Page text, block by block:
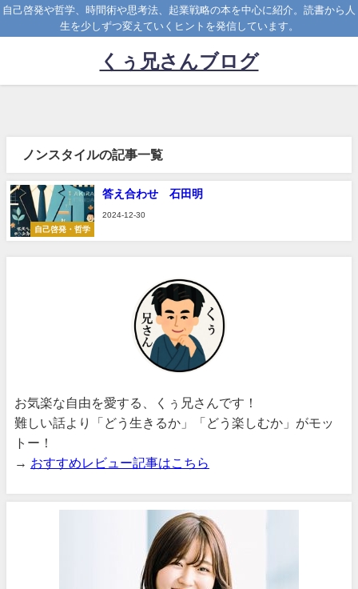
自己啓発や哲学、時間術や思考法、起業戦略の本を中心に紹介。読書から人
生を少しずつ変えていくヒントを発信しています。
くぅ兄さんブログ
ノンスタイルの記事一覧
自己啓発・哲学
答え合わせ 石田明
2024-12-30
お気楽な自由を愛する、くぅ兄さんです！
難しい話より「どう生きるか」「どう楽しむか」がモッ
トー！
→ おすすめレビュー記事はこちら